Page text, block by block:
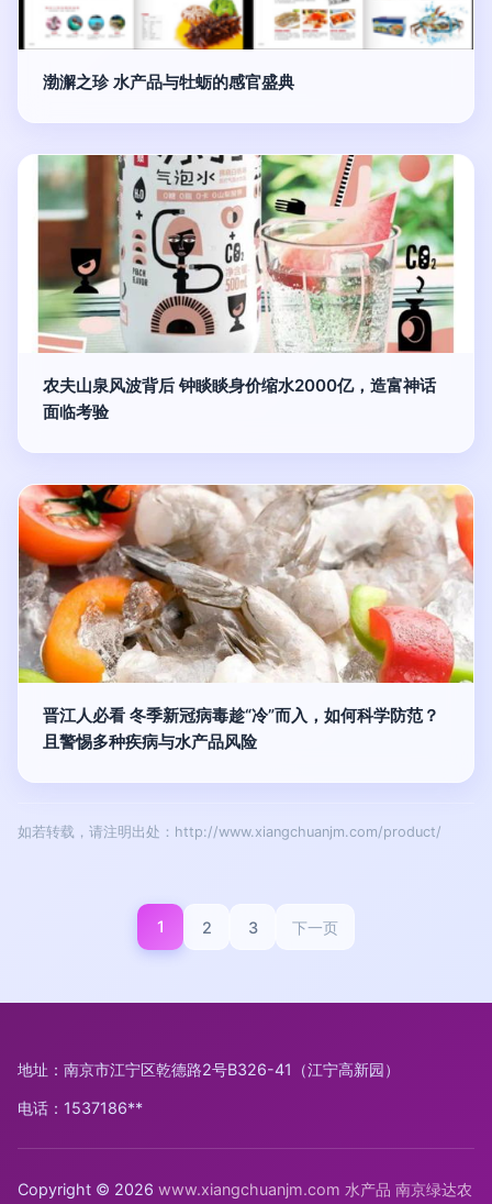
渤澥之珍 水产品与牡蛎的感官盛典
农夫山泉风波背后 钟睒睒身价缩水2000亿，造富神话
面临考验
晋江人必看 冬季新冠病毒趁“冷”而入，如何科学防范？
且警惕多种疾病与水产品风险
如若转载，请注明出处：http://www.xiangchuanjm.com/product/
1 2 3 下一页
地址：南京市江宁区乾德路2号B326-41（江宁高新园）
电话：1537186**
Copyright © 2026 www.xiangchuanjm.com 水产品 南京绿达农